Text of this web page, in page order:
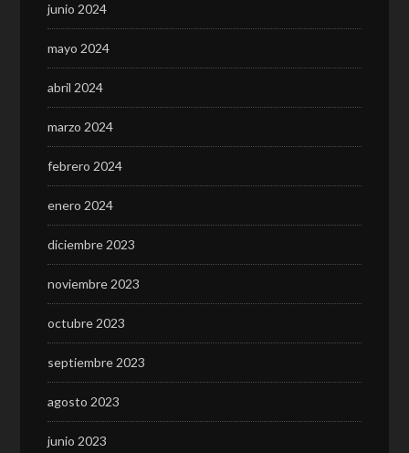
junio 2024
mayo 2024
abril 2024
marzo 2024
febrero 2024
enero 2024
diciembre 2023
noviembre 2023
octubre 2023
septiembre 2023
agosto 2023
junio 2023